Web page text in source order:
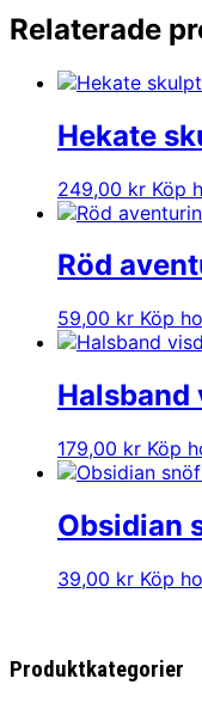
Relaterade
Hekate
249,00 kr Köp
Röd
59,00 kr Köp
Halsband
179,00 kr Köp
Obsidian
39,00 kr Köp
Produktkategorier